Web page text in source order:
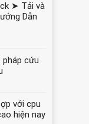
➤ Tải và
Dẫn
Crack
pháp cứu
là
với cpu
hiện nay